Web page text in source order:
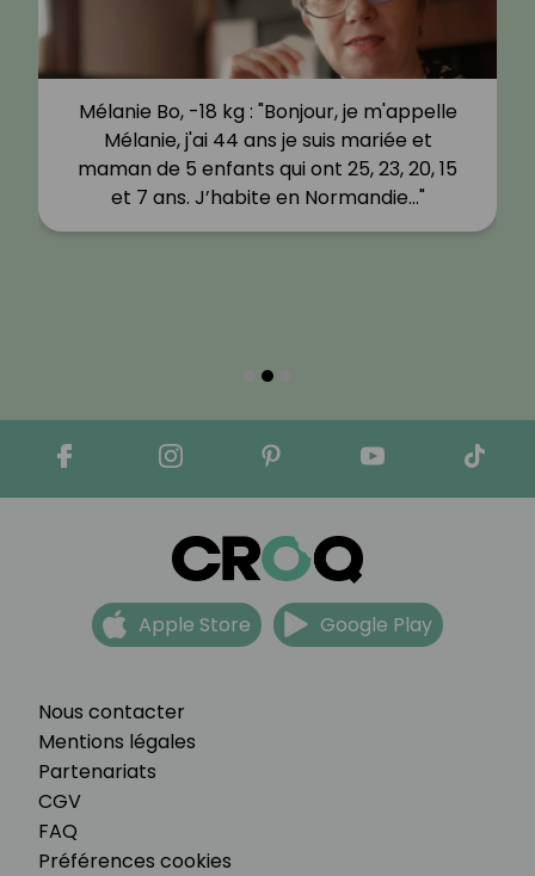
Mélanie Bo, -18 kg : "Bonjour, je m'appelle
Mélanie, j'ai 44 ans je suis mariée et
maman de 5 enfants qui ont 25, 23, 20, 15
et 7 ans. J’habite en Normandie…"
Nous contacter
Mentions légales
Partenariats
CGV
FAQ
Préférences cookies
Apple Store Google Play